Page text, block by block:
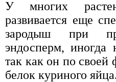
У многих
развивается еще
зародыш при
эндосперм, иногда
так как он по
белок куриного